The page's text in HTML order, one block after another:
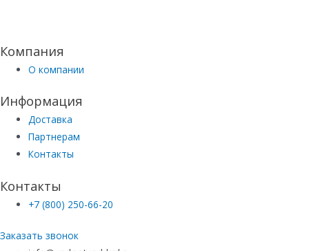
Компания
О компании
Информация
Доставка
Партнерам
Контакты
Контакты
+7 (800) 250-66-20
Заказать звонок